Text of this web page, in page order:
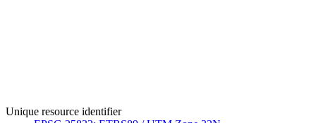
Unique resource identifier